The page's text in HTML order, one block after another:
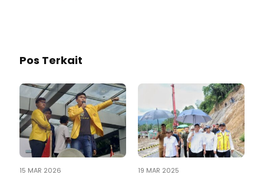
Pos Terkait
15 MAR 2026 19 MAR 2025